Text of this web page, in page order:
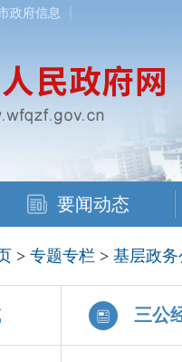
政府信息
要闻动态
> 专题专栏 > 基层政
三公